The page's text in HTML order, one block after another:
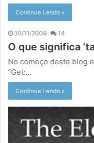
Continue Lendo »
10/11/2009 14
O que significa
No começo deste blog
“Get:…
Continue Lendo »